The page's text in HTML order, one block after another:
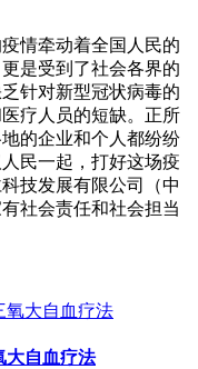
情牵动着全国人民的
是受到了社会各界的
针对新型冠状病毒的
疗人员的短缺。正所
的企业和个人都纷纷
民一起，打好这场疫
技发展有限公司（中
社会责任和社会担当
大自血疗法